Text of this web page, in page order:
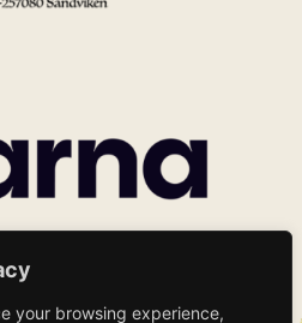
your browsing experience,